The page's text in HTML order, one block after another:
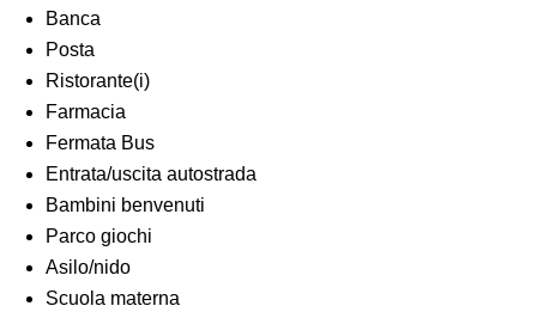
Banca
Posta
Ristorante(i)
Farmacia
Fermata Bus
Entrata/uscita autostrada
Bambini benvenuti
Parco giochi
Asilo/nido
Scuola materna